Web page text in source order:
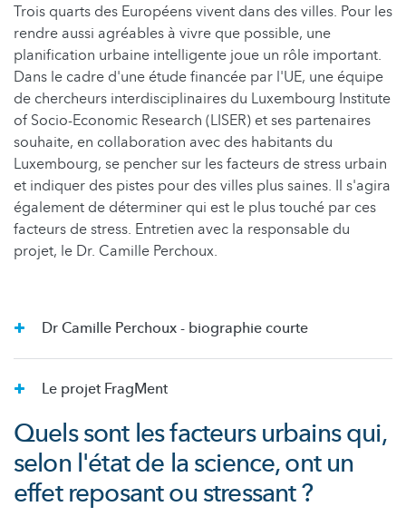
Trois quarts des Européens vivent dans des villes. Pour les
rendre aussi agréables à vivre que possible, une
planification urbaine intelligente joue un rôle important.
Dans le cadre d'une étude financée par l'UE, une équipe
de chercheurs interdisciplinaires du Luxembourg Institute
of Socio-Economic Research (LISER) et ses partenaires
souhaite, en collaboration avec des habitants du
Luxembourg, se pencher sur les facteurs de stress urbain
et indiquer des pistes pour des villes plus saines. Il s'agira
également de déterminer qui est le plus touché par ces
facteurs de stress. Entretien avec la responsable du
projet, le Dr. Camille Perchoux.
Dr Camille Perchoux - biographie courte
Le projet FragMent
Quels sont les facteurs urbains qui,
selon l'état de la science, ont un
effet reposant ou stressant ?